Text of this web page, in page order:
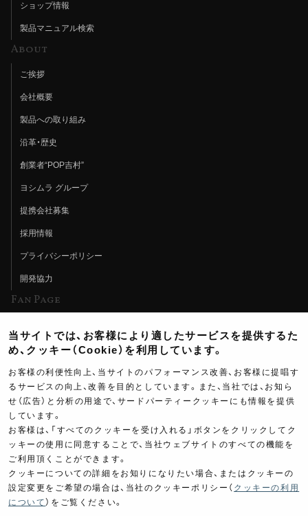
ショップ情報
製品マニュアル検索
About
ご挨拶
会社概要
製品への取り組み
沿革・歴史
創業者“POP吉村”
ヨシムラ グループ
提携会社募集
採用情報
プライバシーポリシー
開発協力
Fan Page
ヨシムラTV
イベント情報
イベントスケジュール
ツーリングブレイクタイム
製品ポスター
当サイトでは、お客様により適したサービスを提供するた
め、クッキー（Cookie）を利用しています。
お客様の利便性向上、当サイトのパフォーマンス改善、お客様に提唱す
るサービスの向上、改善を目的としています。また、当社では、お知ら
せ（広告）と分析の用途で、サードパーティークッキーにも情報を提供
しています。
お客様は、「すべてのクッキーを受け入れる」ボタンをクリックしてク
ッキーの使用に同意することで、当社ウェブサイトのすべての機能を
ご利用頂くことができます。
クッキーについての詳細をお知りになりたい場合、またはクッキーの
設定変更をご希望の場合は、当社のクッキーポリシー（ クッキーの利用
について ）をご覧ください。